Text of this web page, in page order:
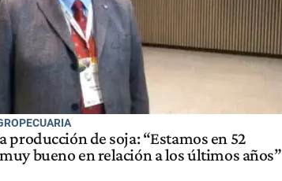
producción de soja: “Estamos en 52
bueno en relación a los últimos años”